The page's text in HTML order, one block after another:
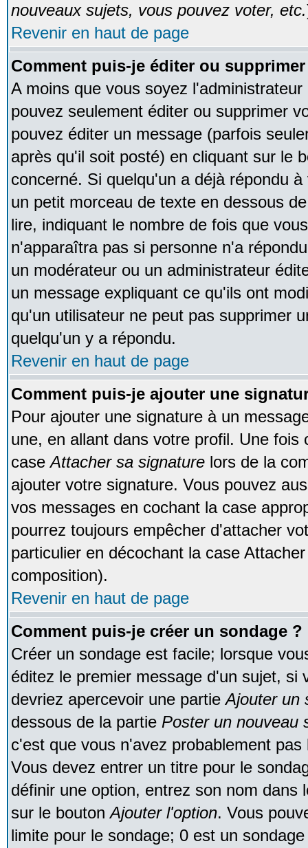
nouveaux sujets, vous pouvez voter, etc.
Revenir en haut de page
Comment puis-je éditer ou
A moins que vous soyez
pouvez seulement éditer ou supprimer
pouvez éditer un message (parfois
après qu'il soit posté) en cliquant sur le
concerné. Si quelqu'un a déjà répondu
un petit morceau de texte en dessous
lire, indiquant le nombre de fois que
n'apparaîtra pas si personne n'a
un modérateur ou un administrateur
un message expliquant ce qu'ils ont
qu'un utilisateur ne peut pas supprimer
quelqu'un y a répondu.
Revenir en haut de page
Comment puis-je ajouter une
Pour ajouter une signature à un
une, en allant dans votre profil. Une fois
caseAttacher sa signature lors de la
ajouter votre signature. Vous pouvez
vos messages en cochant la case
pourrez toujours empêcher d'attacher
particulier en décochant la case
composition).
Revenir en haut de page
Comment puis-je créer un sondage ?
Créer un sondage est facile; lorsque
éditez le premier message d'un sujet, si
devriez apercevoir une partieAjouter un
dessous de la partie Poster un nouveau
c'est que vous n'avez probablement
Vous devez entrer un titre pour le
définir une option, entrez son nom dans
sur le boutonAjouter l'option. Vous
limite pour le sondage; 0 est un